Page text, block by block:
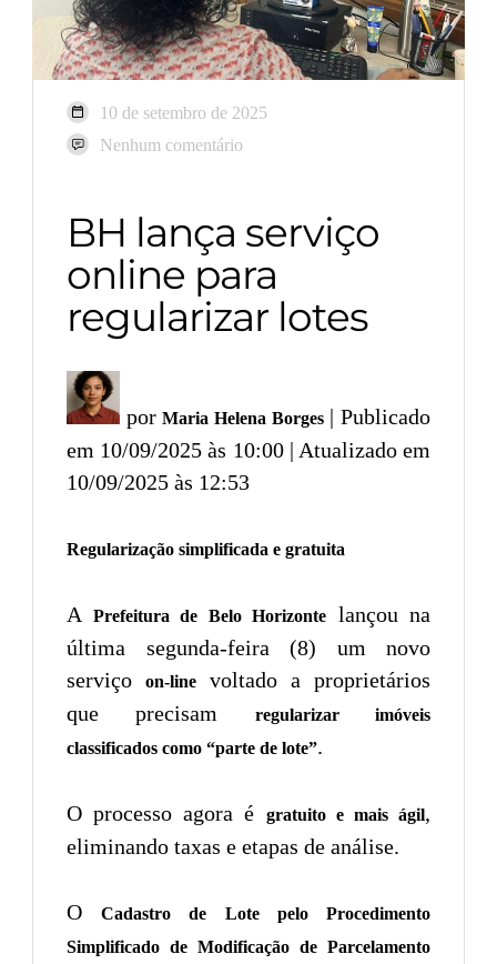
10 de setembro de 2025
Nenhum comentário
BH lança serviço
online para
regularizar lotes
porMaria Helena Borges| Publicado
em 10/09/2025 às 10:00 | Atualizado em
10/09/2025 às 12:53
Regularização simplificada e gratuita
A Prefeitura de Belo Horizonte
lançou na
última segunda-feira (8) um novo
serviço
on-line
voltado a proprietários
que precisam
regularizar imóveis
classificados como “parte de lote”.
O processo agora é gratuito e mais ágil,
eliminando taxas e etapas de análise.
OCadastro de Lote pelo Procedimento
Simplificado de Modificação de Parcelamento